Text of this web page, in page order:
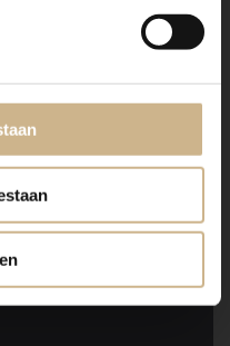
dit geeft het
originele mix in je
dus heb je interesse?